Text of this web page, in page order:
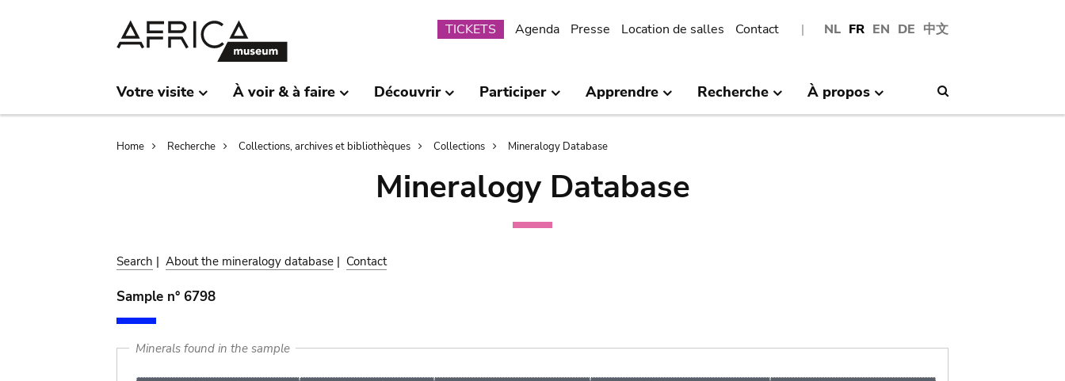
NL FR EN DE 中文
Submenu
TICKETS Agenda Presse Location de salles Contact
Votre visite À voir & à faire Découvrir Participer Apprendre Recherche À propos
Breadcrumb
Home Recherche Collections, archives et bibliothèques Collections Mineralogy Database
Mineralogy Database
Search | About the mineralogy database | Contact
Sample n° 6798
Minerals found in the sample